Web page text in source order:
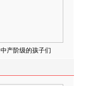
中产阶级的孩子们